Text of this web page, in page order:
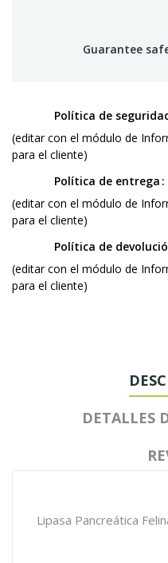
Guarantee
Política de
(editar con el módulo de
para el cliente)
Política de entrega
(editar con el módulo de
para el cliente)
Política de
(editar con el módulo de
para el cliente)
DETALLES
Lipasa Pancreática